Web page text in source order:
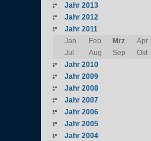
Jahr 2013
Jahr 2012
Jahr 2011
Jan
Feb Mrz Apr
Jul
Aug Sep Okt
Jahr 2010
Jahr 2009
Jahr 2008
Jahr 2007
Jahr 2006
Jahr 2005
Jahr 2004